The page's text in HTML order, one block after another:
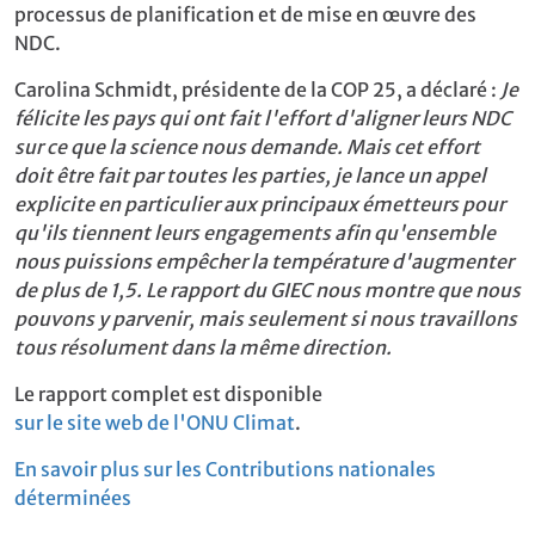
processus de planification et de mise en œuvre des
NDC.
Carolina Schmidt, présidente de la COP 25, a déclaré : Je
félicite les pays qui ont fait l'effort d'aligner leurs NDC
sur ce que la science nous demande. Mais cet effort
doit être fait par toutes les parties, je lance un appel
explicite en particulier aux principaux émetteurs pour
qu'ils tiennent leurs engagements afin qu'ensemble
nous puissions empêcher la température d'augmenter
de plus de 1,5. Le rapport du GIEC nous montre que nous
pouvons y parvenir, mais seulement si nous travaillons
tous résolument dans la même direction.
Le rapport complet est disponible
sur le site web de l'ONU Climat.
En savoir plus sur les Contributions nationales
déterminées